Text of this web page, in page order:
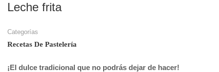
Leche frita
Categorías
Recetas De Pastelería
¡El dulce tradicional que no podrás dejar de hacer!